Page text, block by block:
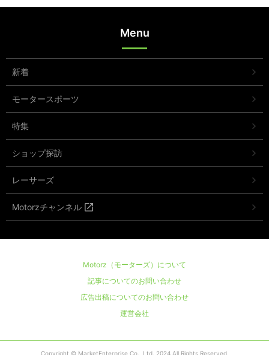
Menu
新着
モータースポーツ
特集
ショップ探訪
レーサーズ
Motorzチャンネル
Motorz（モーターズ）について
記事についてのお問い合わせ
広告出稿についてのお問い合わせ
運営会社
Copyright © MarketEnterprise Co., Ltd. 2024 All Rights Reserved.